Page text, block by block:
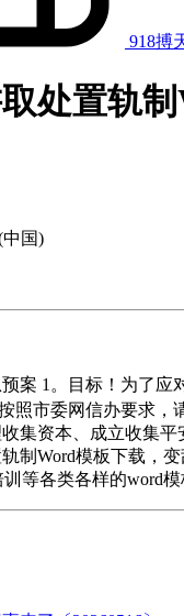
918搏
处置轨
中国)
1。目标！为了应对
照市委网信办要求，
集资本、成立收集
制Word模板下载，
训等各类各样的word